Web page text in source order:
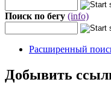
Поиск по бегу (info)
Расширенный
Добывить